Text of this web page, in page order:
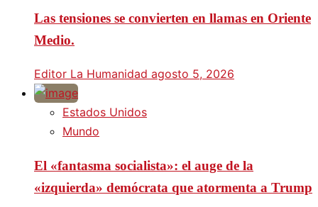
Las tensiones se convierten en llamas en Oriente
Medio.
Editor La Humanidad agosto 5, 2026
Estados Unidos
Mundo
El «fantasma socialista»: el auge de la
«izquierda» demócrata que atormenta a Trump